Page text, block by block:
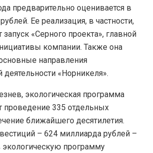
предварительно оценивается в
Ее реализация, в частности,
«Серного проекта», главной
компании. Также она
направления
деятельности «Норникеля».
экологическая программа
проведение 335 отдельных
ближайшего десятилетия.
– 624 миллиарда рублей –
программу